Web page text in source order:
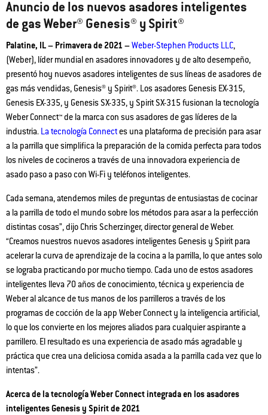
Anuncio de los nuevos asadores inteligentes
de gas Weber® Genesis® y Spirit®
Palatine, IL – Primavera de 2021 –Weber-Stephen Products LLC,
(Weber), líder mundial en asadores innovadores y de alto desempeño,
presentó hoy nuevos asadores inteligentes de sus líneas de asadores de
gas más vendidas, Genesis® y Spirit®. Los asadores Genesis EX-315,
Genesis EX-335, y Genesis SX-335, y Spirit SX-315 fusionan la tecnología
Weber Connect™ de la marca con sus asadores de gas líderes de la
industria. La tecnología Connectes una plataforma de precisión para asar
a la parrilla que simplifica la preparación de la comida perfecta para todos
los niveles de cocineros a través de una innovadora experiencia de
asado paso a paso con Wi-Fi y teléfonos inteligentes.
Cada semana, atendemos miles de preguntas de entusiastas de cocinar
a la parrilla de todo el mundo sobre los métodos para asar a la perfección
distintas cosas”, dijo Chris Scherzinger, director general de Weber.
“Creamos nuestros nuevos asadores inteligentes Genesis y Spirit para
acelerar la curva de aprendizaje de la cocina a la parrilla, lo que antes solo
se lograba practicando por mucho tiempo. Cada uno de estos asadores
inteligentes lleva 70 años de conocimiento, técnica y experiencia de
Weber al alcance de tus manos de los parrilleros a través de los
programas de cocción de la app Weber Connect y la inteligencia artificial,
lo que los convierte en los mejores aliados para cualquier aspirante a
parrillero. El resultado es una experiencia de asado más agradable y
práctica que crea una deliciosa comida asada a la parrilla cada vez que lo
intentas”.
Acerca de la tecnología Weber Connect integrada en los asadores
inteligentes Genesis y Spirit de 2021